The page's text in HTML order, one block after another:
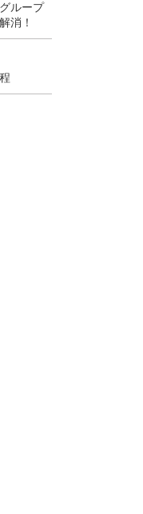
ループ
消！